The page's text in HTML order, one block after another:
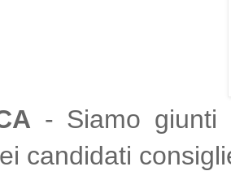
- Siamo giunti
candidati